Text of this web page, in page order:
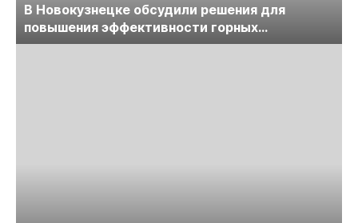
В Новокузнецке обсудили решения для
повышения эффективности горных
предприятий